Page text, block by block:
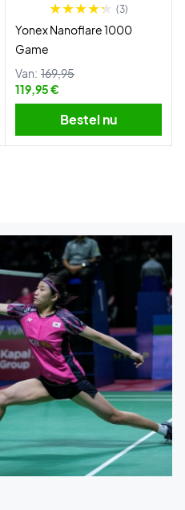
(3)
Yonex Nanoflare 1000
Game
Van: 169,95
119,95 €
Bestel nu